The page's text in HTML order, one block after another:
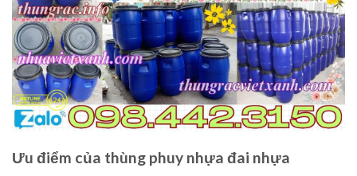
Ưu điểm của thùng phuy nhựa đai nhựa